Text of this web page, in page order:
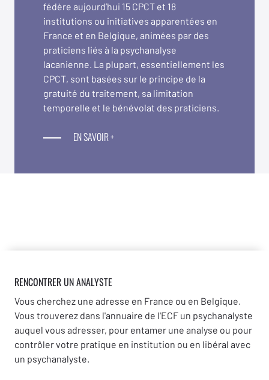
fédère aujourd’hui 15 CPCT et 18
institutions ou initiatives apparentées en
France et en Belgique, animées par des
praticiens liés à la psychanalyse
lacanienne. La plupart, essentiellement les
CPCT, sont basées sur le principe de la
gratuité du traitement, sa limitation
temporelle et le bénévolat des praticiens.
EN SAVOIR +
RENCONTRER UN ANALYSTE
Vous cherchez une adresse en France ou en Belgique.
Vous trouverez dans l'annuaire de l'ECF un psychanalyste
auquel vous adresser, pour entamer une analyse ou pour
contrôler votre pratique en institution ou en libéral avec
un psychanalyste.